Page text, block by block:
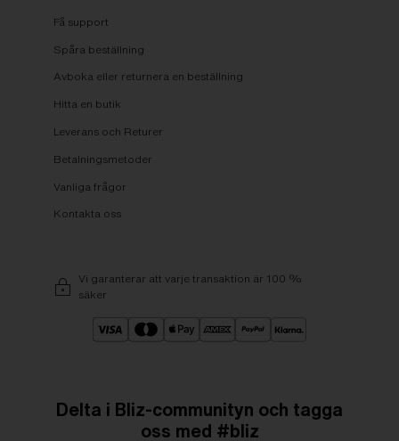
Få support
Spåra beställning
Avboka eller returnera en beställning
Hitta en butik
Leverans och Returer
Betalningsmetoder
Vanliga frågor
Kontakta oss
Vi garanterar att varje transaktion är 100 %
säker
Delta i Bliz-communityn och tagga
oss med #bliz